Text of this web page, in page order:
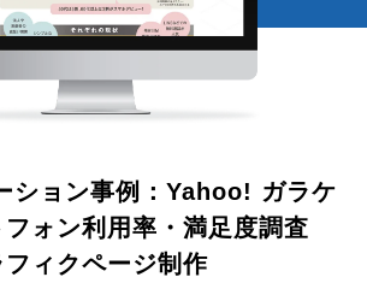
ション事例：Yahoo! ガラケ
ォン利用率・満足度調査
ィクページ制作